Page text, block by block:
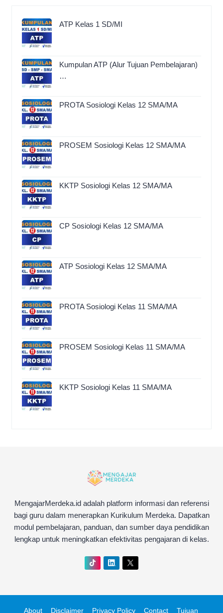
ATP Kelas 1 SD/MI
Kumpulan ATP (Alur Tujuan Pembelajaran)
…
PROTA Sosiologi Kelas 12 SMA/MA
PROSEM Sosiologi Kelas 12 SMA/MA
KKTP Sosiologi Kelas 12 SMA/MA
CP Sosiologi Kelas 12 SMA/MA
ATP Sosiologi Kelas 12 SMA/MA
PROTA Sosiologi Kelas 11 SMA/MA
PROSEM Sosiologi Kelas 11 SMA/MA
KKTP Sosiologi Kelas 11 SMA/MA
MengajarMerdeka.id adalah platform informasi dan referensi
bagi guru dalam menerapkan Kurikulum Merdeka. Dapatkan
modul pembelajaran, panduan, dan sumber daya pendidikan
lengkap untuk meningkatkan efektivitas pengajaran di kelas.
About Disclaimer Privacy Policy Contact Tujuan